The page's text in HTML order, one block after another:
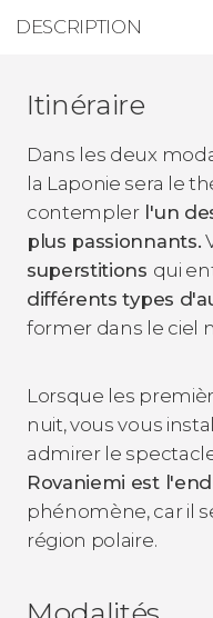
DESCRIPTION
Itinéraire
Dans les deux
la Laponie sera le
contemplerl'un
plus passionnants.
superstitions qui
différents types
former dans le ciel
Lorsque les
nuit, vous vous
admirer le
Rovaniemi est
phénomène, car il
région polaire.